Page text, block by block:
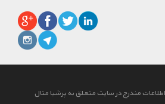
مندرج در سایت متعلق به پرشیا متال